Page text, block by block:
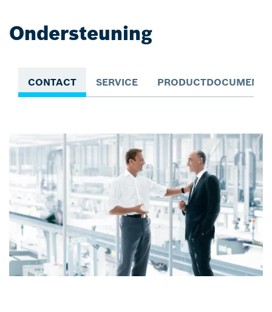
Ondersteuning
CONTACT SERVICE